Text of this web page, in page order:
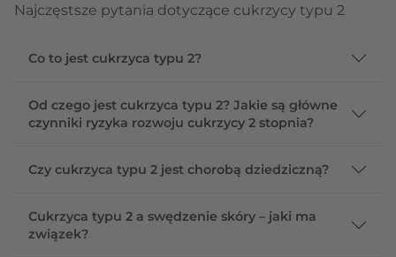
Najczęstsze pytania dotyczące cukrzycy typu 2
Co to jest cukrzyca typu 2?
Od czego jest cukrzyca typu 2? Jakie są główne
czynniki ryzyka rozwoju cukrzycy 2 stopnia?
Czy cukrzyca typu 2 jest chorobą dziedziczną?
Cukrzyca typu 2 a swędzenie skóry – jaki ma
związek?